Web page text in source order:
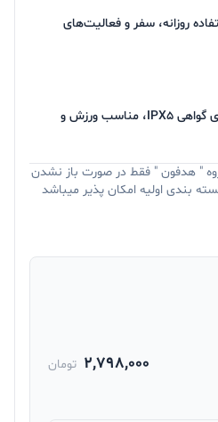
روزانه، سفر و فعالیت‌های
دارای گواهی IPX5، مناسب ورزش و
" هدفون " فقط در صورت باز نشدن
بندی اولیه امکان پذیر میباشد
2,798,000 تومان